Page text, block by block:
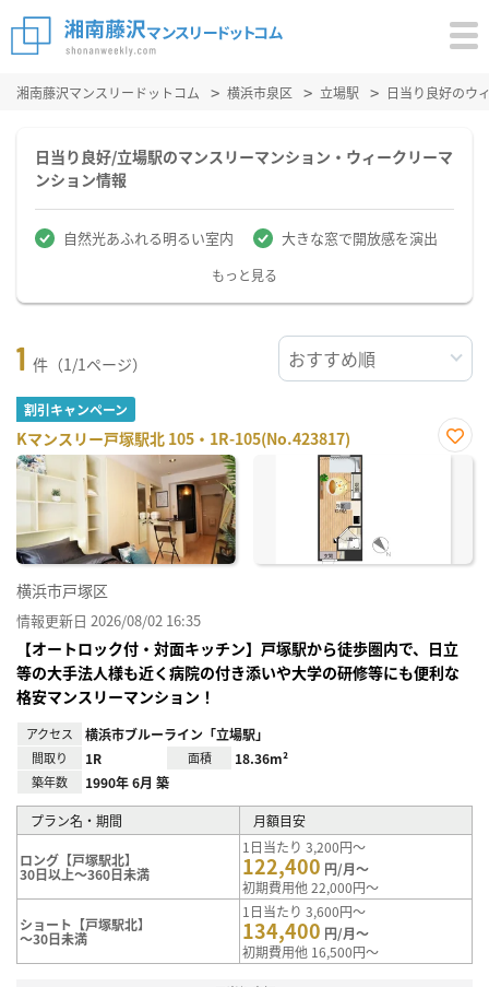
湘南藤沢マンスリードットコム 横浜市泉区 立場駅 日当り良好のウ
日当り良好/立場駅のマンスリーマンション・ウィークリーマ
ンション情報
自然光あふれる明るい室内 大きな窓で開放感を演出
もっと見る
1 件（1/1ページ）
割引キャンペーン
Kマンスリー戸塚駅北 105・1R-105(No.423817)
お気
横浜市戸塚区
情報更新日 2026/08/02 16:35
【オートロック付・対面キッチン】戸塚駅から徒歩圏内で、日立
等の大手法人様も近く病院の付き添いや大学の研修等にも便利な
格安マンスリーマンション！
アクセス 横浜市ブルーライン「立場駅」
間取り 1R 面積 18.36m²
築年数 1990年 6月 築
プラン名・期間 月額目安
ロング【戸塚駅北】
30日以上～360日未満
1日当たり 3,200円～
122,400 円/月～
初期費用他 22,000円～
ショート【戸塚駅北】
～30日未満
1日当たり 3,600円～
134,400 円/月～
初期費用他 16,500円～